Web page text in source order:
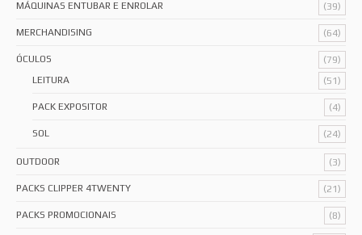
MÁQUINAS ENTUBAR E ENROLAR (39)
MERCHANDISING (64)
ÓCULOS
(79)
LEITURA
(51)
PACK EXPOSITOR (4)
SOL (24)
OUTDOOR (3)
PACKS CLIPPER 4TWENTY (21)
PACKS PROMOCIONAIS (8)